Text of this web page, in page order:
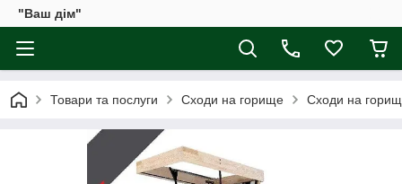
"Ваш дім"
Товари та послуги Сходи на горище Сходи на